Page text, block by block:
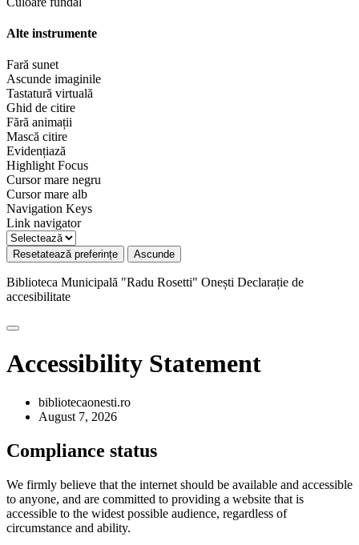
Alte instrumente
Fară sunet
Ascunde imaginile
Tastatură virtuală
Ghid de citire
Fără animații
Mască citire
Evidențiază
Highlight Focus
Cursor mare negru
Cursor mare alb
Navigation Keys
Link navigator
Resetatează preferințe Ascunde
Biblioteca Municipală "Radu Rosetti" Onești Declarație de
accesibilitate
Accessibility Statement
bibliotecaonesti.ro
August 7, 2026
Compliance status
We firmly believe that the internet should be available and accessible
to anyone, and are committed to providing a website that is
accessible to the widest possible audience, regardless of
circumstance and ability.